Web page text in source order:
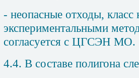
- неопасные отходы, класс
экспериментальными
согласуется с ЦГСЭН МО.
4.4. В составе полигона